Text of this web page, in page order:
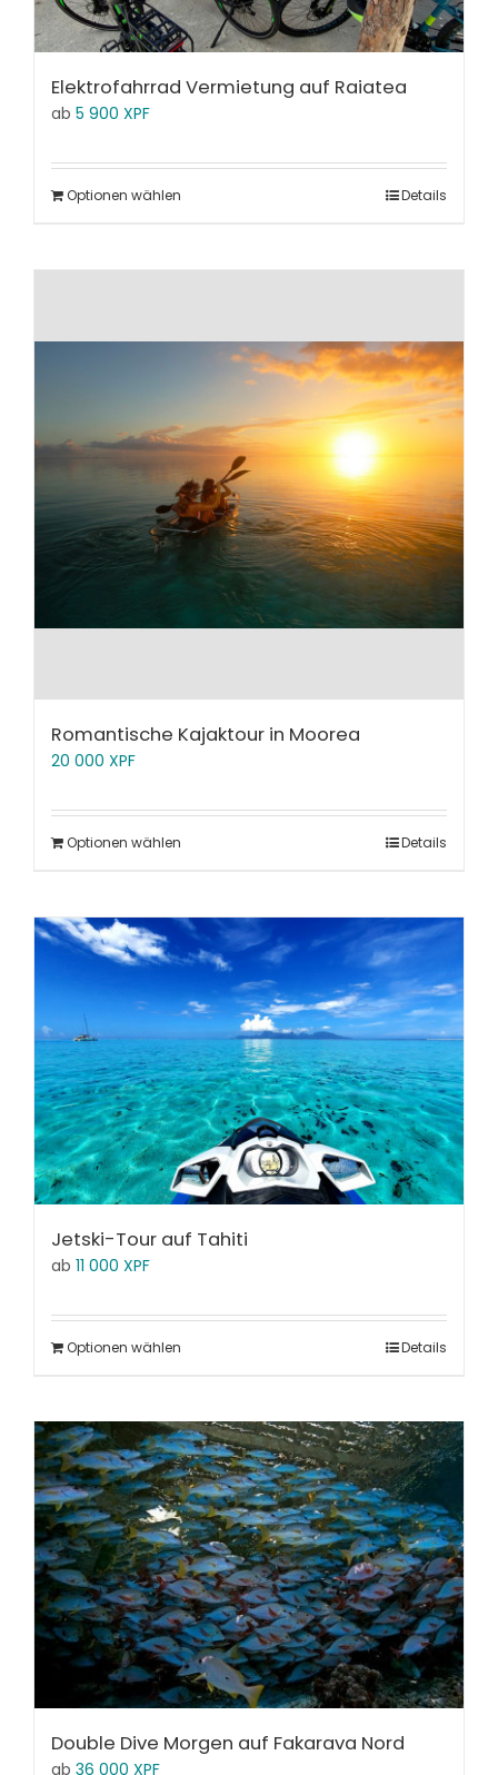
Elektrofahrrad Vermietung auf Raiatea
ab 5 900 XPF
Optionen wählen Details
Romantische Kajaktour in Moorea
20 000 XPF
Optionen wählen Details
Jetski-Tour auf Tahiti
ab 11 000 XPF
Optionen wählen Details
Double Dive Morgen auf Fakarava Nord
ab 36 000 XPF